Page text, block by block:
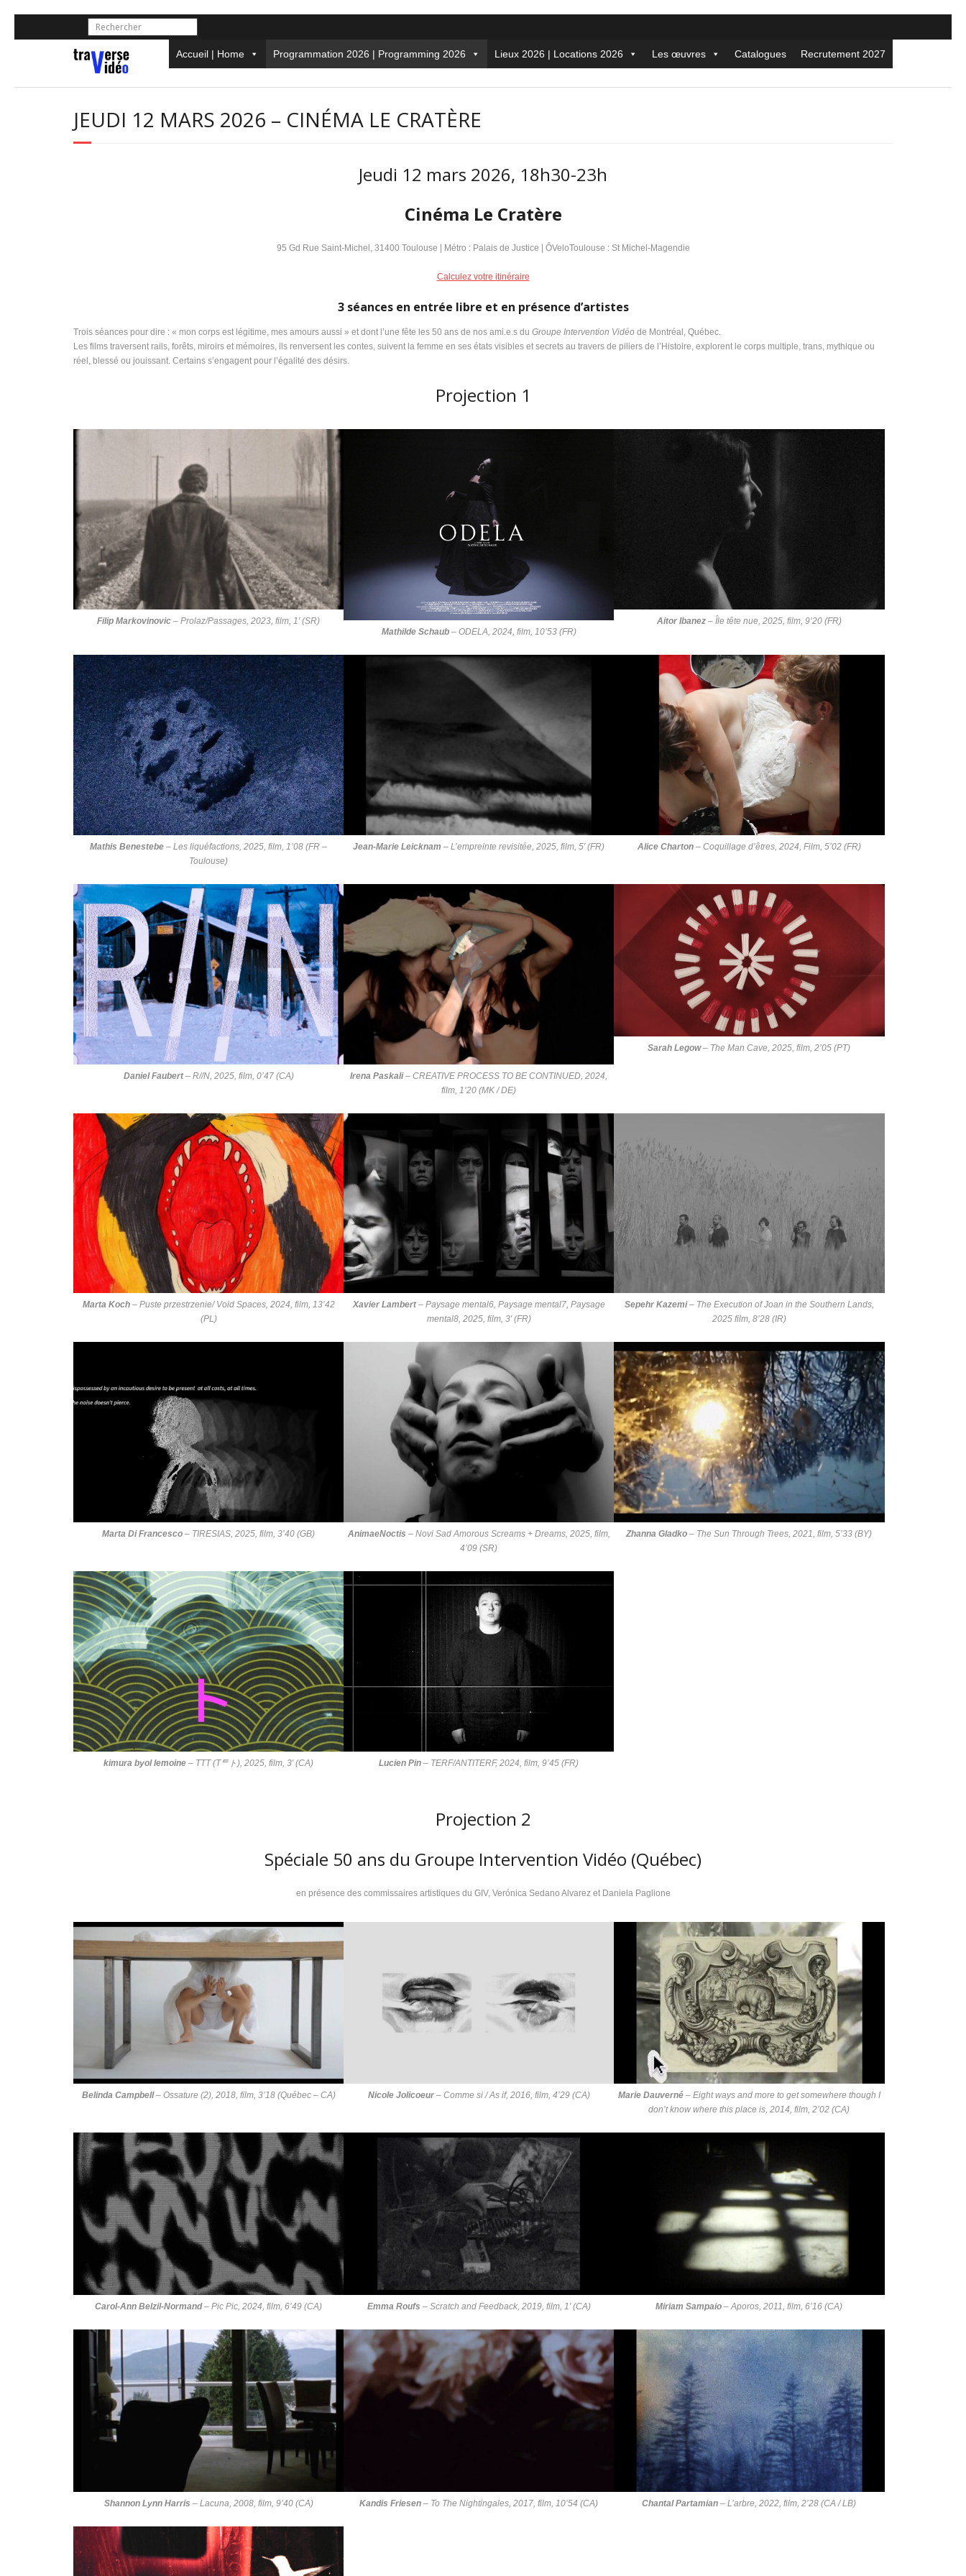
Accueil | Home Programmation 2026 | Programming 2026 Lieux 2026 | Locations 2026 Les œuvres Catalogues Recrutement 2027
JEUDI 12 MARS 2026 – CINÉMA LE CRATÈRE
Jeudi 12 mars 2026, 18h30-23h
Cinéma Le Cratère
95 Gd Rue Saint-Michel, 31400 Toulouse | Métro : Palais de Justice | ÔVeloToulouse : St Michel-Magendie
Calculez votre itinéraire
3 séances en entrée libre et en présence d’artistes
Trois séances pour dire : « mon corps est légitime, mes amours aussi » et dont l’une fête les 50 ans de nos ami.e.s du Groupe Intervention Vidéo de Montréal, Québec.
Les films traversent rails, forêts, miroirs et mémoires, ils renversent les contes, suivent la femme en ses états visibles et secrets au travers de piliers de l’Histoire, explorent le corps multiple, trans, mythique ou
réel, blessé ou jouissant. Certains s’engagent pour l’égalité des désirs.
Projection 1
Filip Markovinovic –Prolaz/Passages, 2023, film, 1′ (SR)
Mathilde Schaub – ODELA, 2024, film, 10’53 (FR)
Aitor Ibanez– Île tête nue, 2025, film, 9’20 (FR)
Mathis Benestebe –Les liquéfactions, 2025, film, 1’08 (FR –
Toulouse)
Jean-Marie Leicknam –L’empreinte revisitée, 2025, film, 5′ (FR) Alice Charton– Coquillage d’êtres, 2024, Film, 5’02 (FR)
Daniel Faubert– R//N, 2025, film, 0’47 (CA) Irena Paskali–CREATIVE PROCESS TO BE CONTINUED , 2024,
film, 1’20 (MK / DE)
Sarah Legow– The Man Cave , 2025, film, 2’05 (PT)
Marta Koch– Puste przestrzenie/ Void Spaces, 2024, film, 13’42
(PL)
Xavier Lambert– Paysage mental6, Paysage mental7, Paysage
mental8, 2025, film, 3′ (FR)
Sepehr Kazemi– The Execution of Joan in the Southern Lands,
2025 film, 8’28 (IR)
Marta Di Francesco – TIRESIAS, 2025, film, 3’40 (GB) AnimaeNoctis – Novi Sad Amorous Screams + Dreams, 2025, film,
4’09 (SR)
Zhanna Gladko – The Sun Through Trees, 2021, film, 5’33 (BY)
kimura byol lemoine – TTT (Tᄐト), 2025, film, 3′ (CA) Lucien Pin – TERF/ANTITERF, 2024, film, 9’45 (FR)
Projection 2
Spéciale 50 ans du Groupe Intervention Vidéo (Québec)
en présence des commissaires artistiques du GIV, Verónica Sedano Alvarez et Daniela Paglione
Belinda Campbell– Ossature (2), 2018, film, 3’18 (Québec – CA) Nicole Jolicoeur– Comme si / As if, 2016, film, 4’29 (CA) Marie Dauverné– Eight ways and more to get somewhere though I
don’t know where this place is, 2014, film, 2’02 (CA)
Carol-Ann Belzil-Normand–Pic Pic, 2024, film, 6’49 (CA) Emma Roufs – Scratch and Feedback, 2019, film, 1′ (CA) Miriam Sampaio –Aporos, 2011, film, 6’16 (CA)
Shannon Lynn Harris – Lacuna, 2008, film, 9’40 (CA) Kandis Friesen – To The Nightingales, 2017, film, 10’54 (CA) Chantal Partamian –L’arbre, 2022, film, 2’28 (CA / LB)